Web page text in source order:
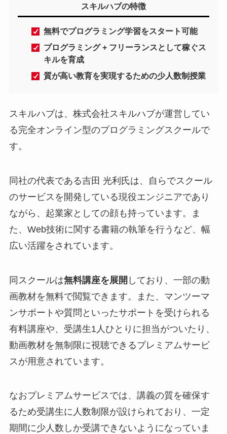
スキルハブの特徴
無料でプログラミング学習をスタート可能
プログラミング + フリーランスとして稼ぐス
キルを育成
質が高い教育を実現するための少人数制授業
スキルハブは、株式会社スキルハブが運営してい
る完全オンライン型のプログラミングスクールで
す。
同社の代表である吉田 光利氏は、自らでスクール
のサービスを開発している現役エンジニアであり
ながら、起業家としての顔も持っています。ま
た、Web技術に関する書籍の執筆を行うなど、幅
広い活躍をされています。
同スクールは無料講座を展開 しており、一部の動
画教材を無料で閲覧できます。また、マンツーマ
ンサポートや質問といったサポートを受けられる
有料講座や、受講生1人ひとりに担当がついたり、
動画教材を無制限に視聴できるプレミアムサービ
スが用意されています。
なおプレミアムサービスでは、講義の質を確保す
るため受講生に人数制限が設けられており、一定
期間に少人数しか受講できないようになっていま